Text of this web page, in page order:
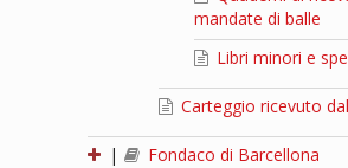
mandate di balle
Libri minori e
Carteggio ricevuto
|
Fondaco di Barcellona